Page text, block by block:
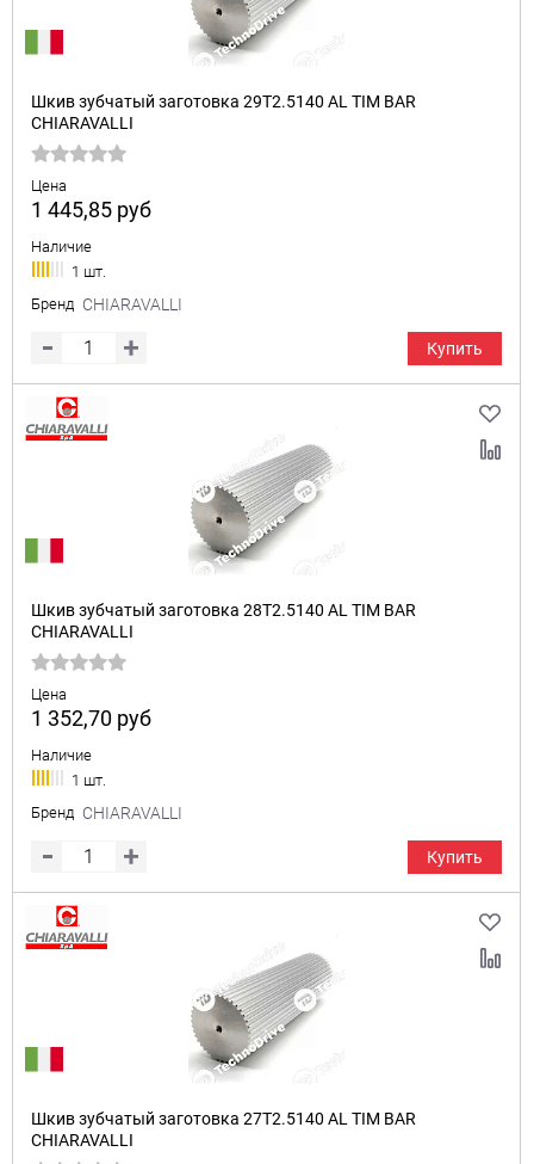
Шкив зубчатый заготовка 29T2.5140 AL TIM BAR
CHIARAVALLI
Цена
1 445,85 руб
Наличие
1 шт.
Бренд CHIARAVALLI
Купить
Шкив зубчатый заготовка 28T2.5140 AL TIM BAR
CHIARAVALLI
Цена
1 352,70 руб
Наличие
1 шт.
Бренд CHIARAVALLI
Купить
Шкив зубчатый заготовка 27T2.5140 AL TIM BAR
CHIARAVALLI